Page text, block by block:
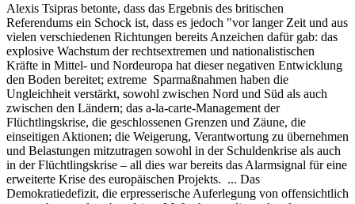
Alexis Tsipras betonte, dass das Ergebnis des britischen
Referendums ein Schock ist, dass es jedoch "vor langer Zeit und aus
vielen verschiedenen Richtungen bereits Anzeichen dafür gab: das
explosive Wachstum der rechtsextremen und nationalistischen
Kräfte in Mittel- und Nordeuropa hat dieser negativen Entwicklung
den Boden bereitet; extreme Sparmaßnahmen haben die
Ungleichheit verstärkt, sowohl zwischen Nord und Süd als auch
zwischen den Ländern; das a-la-carte-Management der
Flüchtlingskrise, die geschlossenen Grenzen und Zäune, die
einseitigen Aktionen; die Weigerung, Verantwortung zu übernehmen
und Belastungen mitzutragen sowohl in der Schuldenkrise als auch
in der Flüchtlingskrise – all dies war bereits das Alarmsignal für eine
erweiterte Krise des europäischen Projekts. ... Das
Demokratiedefizit, die erpresserische Auferlegung von offensichtlich